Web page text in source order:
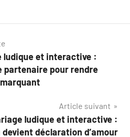
ludique et interactive :
partenaire pour rendre
Article suivant
ludique et interactive :
devient déclaration d’amour